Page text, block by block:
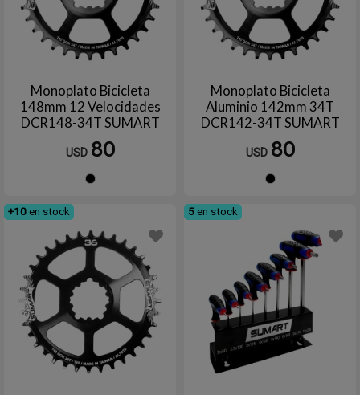
Monoplato Bicicleta
148mm 12 Velocidades
DCR148-34T SUMART
TOOLS
USD 80
Monoplato Bicicleta
Aluminio 142mm 34T
DCR142-34T SUMART
USD 80
+10 en stock 5 en stock